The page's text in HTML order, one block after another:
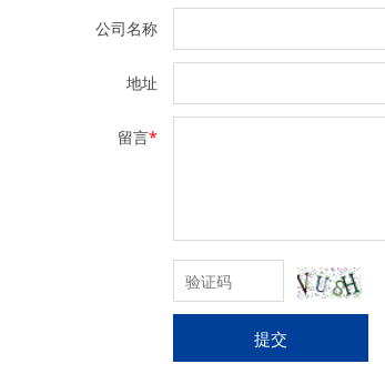
公司名称
地址
留言*
提交